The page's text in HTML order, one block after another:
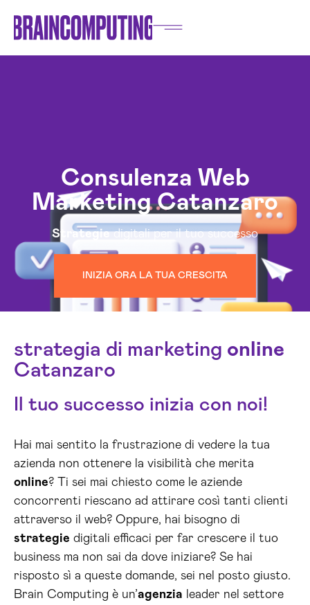
Consulenza Web
Marketing Catanzaro
Strategiedigitali per il tuo successo
INIZIA ORA LA TUA CRESCITA
strategia di marketing online
Catanzaro
Il tuo successo inizia con noi!
Hai mai sentito la frustrazione di vedere la tua
azienda non ottenere la visibilità che merita
online? Ti sei mai chiesto come le aziende
concorrenti riescano ad attirare così tanti clienti
attraverso il web? Oppure, hai bisogno di
strategie digitali efficaci per far crescere il tuo
business ma non sai da dove iniziare? Se hai
risposto sì a queste domande, sei nel posto giusto.
Brain Computing è un’agenzia leader nel settore